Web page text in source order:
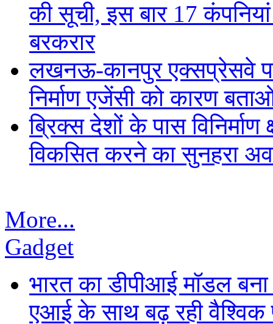
की सूची, इस बार 17
बरकरार
लखनऊ-कानपुर एक्सप्रेसवे पर
निर्माण एजेंसी को कारण
ब्रिक्स देशों के पास
विकसित करने का सुनहरा
More...
Gadget
भारत का डीपीआई मॉडल
एआई के साथ बढ़ रही वैश्विक